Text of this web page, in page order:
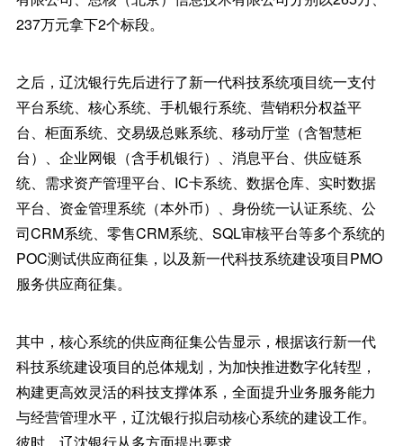
237万元拿下2个标段。
之后，辽沈银行先后进行了新一代科技系统项目统一支付
平台系统、核心系统、手机银行系统、营销积分权益平
台、柜面系统、交易级总账系统、移动厅堂（含智慧柜
台）、企业网银（含手机银行）、消息平台、供应链系
统、需求资产管理平台、IC卡系统、数据仓库、实时数据
平台、资金管理系统（本外币）、身份统一认证系统、公
司CRM系统、零售CRM系统、SQL审核平台等多个系统的
POC测试供应商征集，以及新一代科技系统建设项目PMO
服务供应商征集。
其中，核心系统的供应商征集公告显示，根据该行新一代
科技系统建设项目的总体规划，为加快推进数字化转型，
构建更高效灵活的科技支撑体系，全面提升业务服务能力
与经营管理水平，辽沈银行拟启动核心系统的建设工作。